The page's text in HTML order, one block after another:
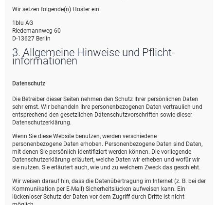
Wir setzen folgende(n) Hoster ein:
1blu AG
Riedemannweg 60
D-13627 Berlin
3. Allgemeine Hinweise und Pflicht­
informationen
Datenschutz
Die Betreiber dieser Seiten nehmen den Schutz Ihrer persönlichen Daten
sehr ernst. Wir behandeln Ihre personenbezogenen Daten vertraulich und
entsprechend den gesetzlichen Datenschutzvorschriften sowie dieser
Datenschutzerklärung.
Wenn Sie diese Website benutzen, werden verschiedene
personenbezogene Daten erhoben. Personenbezogene Daten sind Daten,
mit denen Sie persönlich identifiziert werden können. Die vorliegende
Datenschutzerklärung erläutert, welche Daten wir erheben und wofür wir
sie nutzen. Sie erläutert auch, wie und zu welchem Zweck das geschieht.
Wir weisen darauf hin, dass die Datenübertragung im Internet (z. B. bei der
Kommunikation per E-Mail) Sicherheitslücken aufweisen kann. Ein
lückenloser Schutz der Daten vor dem Zugriff durch Dritte ist nicht